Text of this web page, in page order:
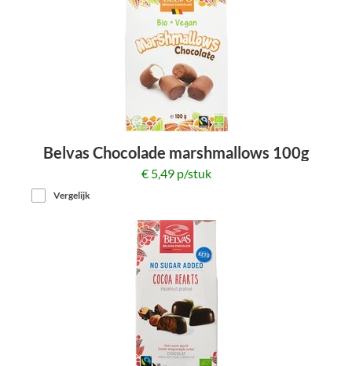
Belvas Chocolade marshmallows 100g
€ 5,49 p/stuk
Vergelijk